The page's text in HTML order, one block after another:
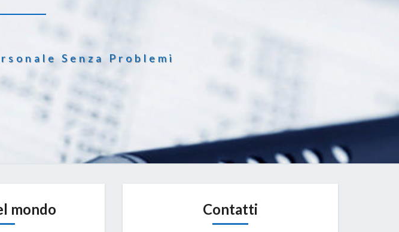
Senza Problemi
mondo Contatti